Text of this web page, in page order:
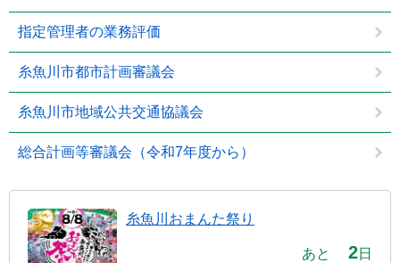
指定管理者の業務評価
糸魚川市都市計画審議会
糸魚川市地域公共交通協議会
総合計画等審議会（令和7年度から）
糸魚川おまんた祭り
あと 2日